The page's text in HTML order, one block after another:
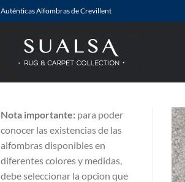
Auténticas Alfombras de Crevillent
Nota importante: para poder
conocer las existencias de las
alfombras disponibles en
diferentes colores y medidas,
debe seleccionar la opcion que